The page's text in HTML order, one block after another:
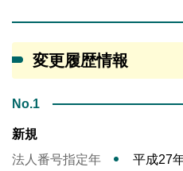
変更履歴情報
No.1
新規
法人番号指定年
平成27